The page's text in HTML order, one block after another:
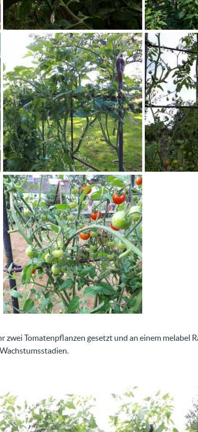
zwei Tomatenpflanzen gesetzt und an einem melabel